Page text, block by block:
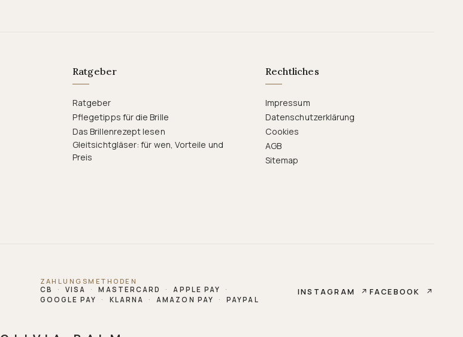
Ratgeber
Ratgeber
Pflegetipps für die Brille
Das Brillenrezept lesen
Gleitsichtgläser: für wen, Vorteile und
Preis
Rechtliches
Impressum
Datenschutzerklärung
Cookies
AGB
Sitemap
ZAHLUNGSMETHODEN
CB
· VISA · MASTERCARD · APPLE PAY
·
GOOGLE PAY
· KLARNA · AMAZON PAY · PAYPAL
INSTAGRAM ↗ FACEBOOK ↗